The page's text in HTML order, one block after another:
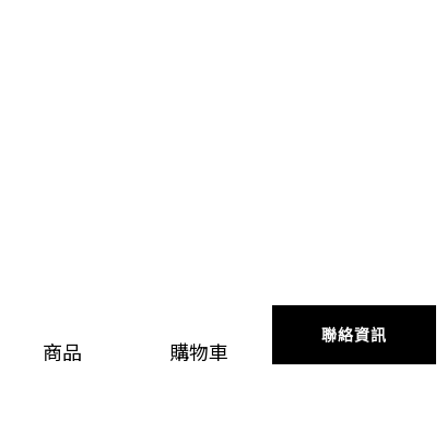
商品 購物車
聯絡資訊